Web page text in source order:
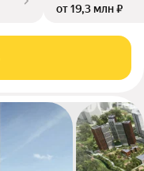
от 19,3 млн ₽